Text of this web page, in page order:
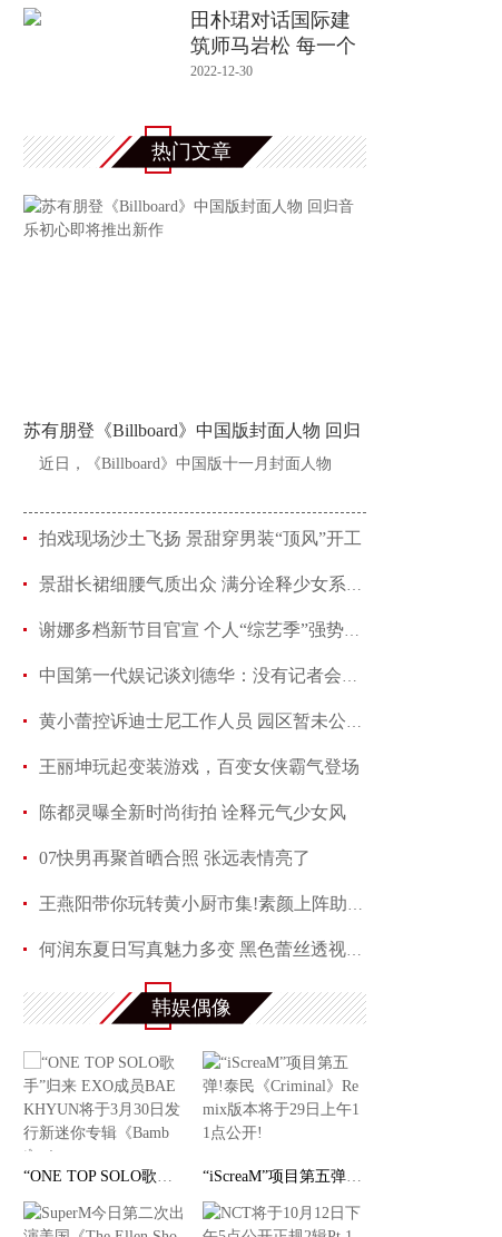
田朴珺对话国际建
筑师马岩松 每一个
作品都
2022-12-30
热门文章
苏有朋登《Billboard》中国版封面人物 回归
近日，《Billboard》中国版十一月封面人物
拍戏现场沙土飞扬 景甜穿男装“顶风”开工
景甜长裙细腰气质出众 满分诠释少女系优雅
谢娜多档新节目官宣 个人“综艺季”强势霸屏
中国第一代娱记谈刘德华：没有记者会不喜欢他
黄小蕾控诉迪士尼工作人员 园区暂未公开回应当事
王丽坤玩起变装游戏，百变女侠霸气登场
陈都灵曝全新时尚街拍 诠释元气少女风
07快男再聚首晒合照 张远表情亮了
王燕阳带你玩转黄小厨市集!素颜上阵助力嫣然天使
何润东夏日写真魅力多变 黑色蕾丝透视西装性感吸
满屏长腿称霸夏天 马思纯机场演绎freestyle
韩娱偶像
“ONE TOP SOLO歌手”归来 EXO成员BAEKHYUN将于 “iScreaM”项目第五弹!泰民《Criminal》Remix